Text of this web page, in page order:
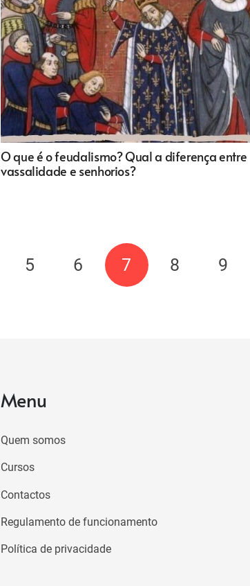
O que é o feudalismo? Qual a diferença entre
vassalidade e senhorios?
5 6 7 8 9
Menu
Quem somos
Cursos
Contactos
Regulamento de funcionamento
Política de privacidade